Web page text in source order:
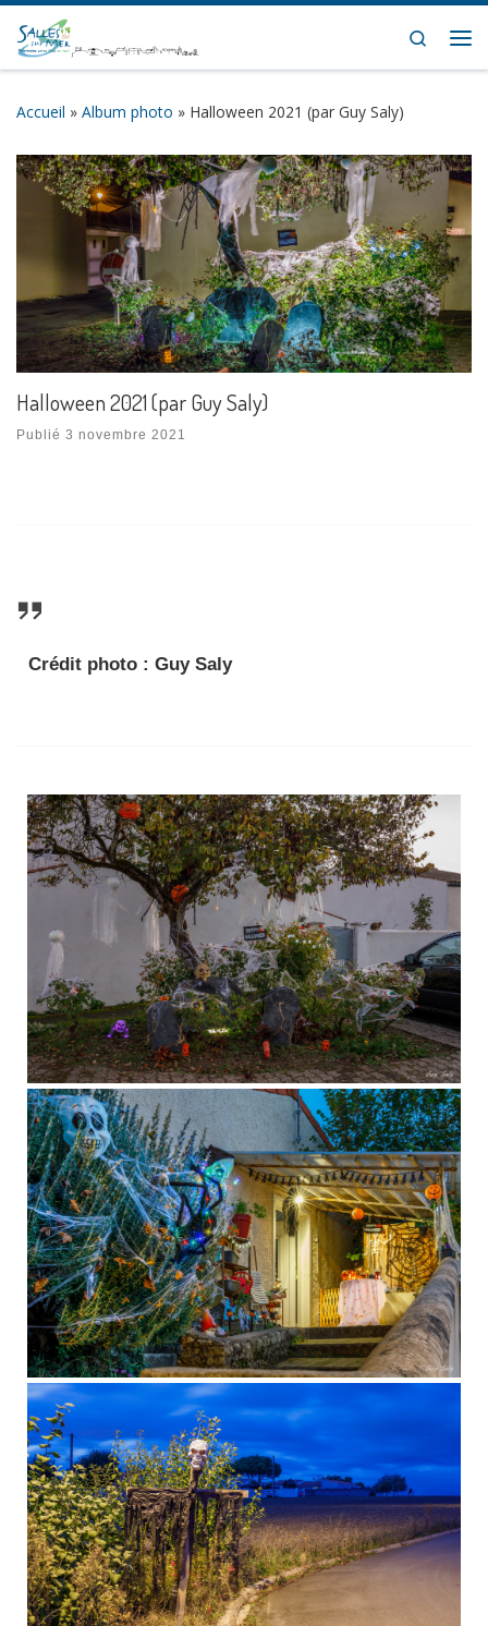
Skip to content
Search
Accueil » Album photo » Halloween 2021 (par Guy Saly)
Halloween 2021 (par Guy Saly)
Publié 3 novembre 2021
Crédit photo : Guy Saly